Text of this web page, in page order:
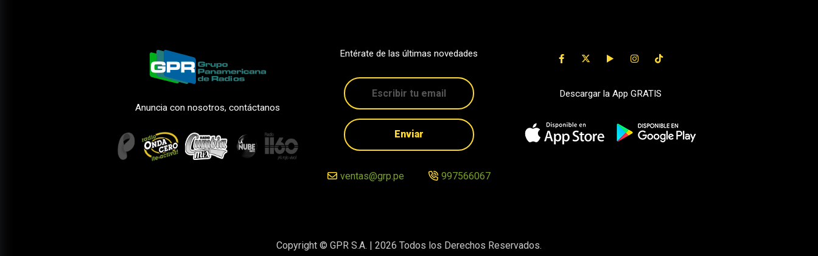
Anuncia con nosotros, contáctanos
Entérate de las últimas novedades
Enviar
ventas@grp.pe 997566067
Descargar la App GRATIS
Copyright © GPR S.A. | 2026 Todos los Derechos Reservados.